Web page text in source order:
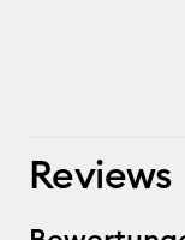
Reviews